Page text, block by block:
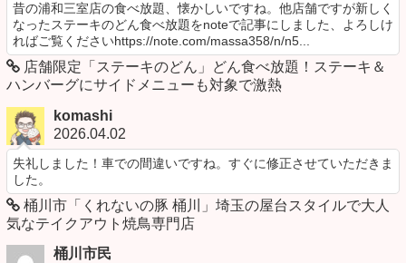
昔の浦和三室店の食べ放題、懐かしいですね。他店舗ですが新しく
なったステーキのどん食べ放題をnoteで記事にしました、よろしけ
ればご覧くださいhttps://note.com/massa358/n/n5...
店舗限定「ステーキのどん」どん食べ放題！ステーキ＆
ハンバーグにサイドメニューも対象で激熱
komashi
2026.04.02
失礼しました！車での間違いですね。すぐに修正させていただきま
した。
桶川市「くれないの豚 桶川」埼玉の屋台スタイルで大人
気なテイクアウト焼鳥専門店
桶川市民